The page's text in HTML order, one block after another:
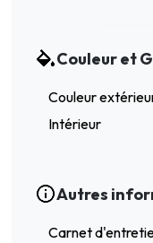
Couleur et
Couleur
Intérieur
Autres
Carnet